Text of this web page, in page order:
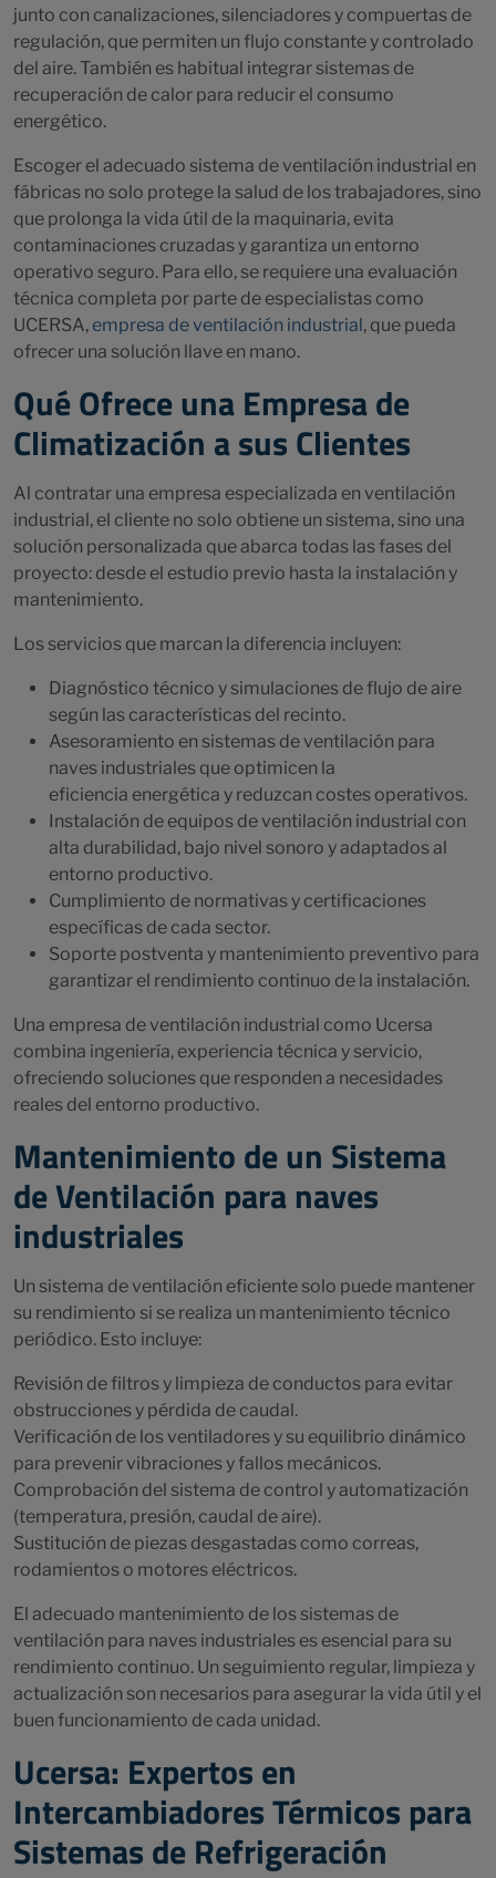
junto con canalizaciones, silenciadores y compuertas de
regulación, que permiten un flujo constante y controlado
del aire. También es habitual integrar sistemas de
recuperación de calor para reducir el consumo
energético.
Escoger el adecuado sistema de ventilación industrial en
fábricas no solo protege la salud de los trabajadores, sino
que prolonga la vida útil de la maquinaria, evita
contaminaciones cruzadas y garantiza un entorno
operativo seguro. Para ello, se requiere una evaluación
técnica completa por parte de especialistas como
UCERSA, empresa de ventilación industrial, que pueda
ofrecer una solución llave en mano.
Qué Ofrece una Empresa de
Climatización a sus Clientes
Al contratar una empresa especializada en ventilación
industrial, el cliente no solo obtiene un sistema, sino una
solución personalizada que abarca todas las fases del
proyecto: desde el estudio previo hasta la instalación y
mantenimiento.
Los servicios que marcan la diferencia incluyen:
Diagnóstico técnico y simulaciones de flujo de aire
según las características del recinto.
Asesoramiento en sistemas de ventilación para
naves industriales que optimicen la
eficiencia energética y reduzcan costes operativos.
Instalación de equipos de ventilación industrial con
alta durabilidad, bajo nivel sonoro y adaptados al
entorno productivo.
Cumplimiento de normativas y certificaciones
específicas de cada sector.
Soporte postventa y mantenimiento preventivo para
garantizar el rendimiento continuo de la instalación.
Una empresa de ventilación industrial como Ucersa
combina ingeniería, experiencia técnica y servicio,
ofreciendo soluciones que responden a necesidades
reales del entorno productivo.
Mantenimiento de un Sistema
de Ventilación para naves
industriales
Un sistema de ventilación eficiente solo puede mantener
su rendimiento si se realiza un mantenimiento técnico
periódico. Esto incluye:
Revisión de filtros y limpieza de conductos para evitar
obstrucciones y pérdida de caudal.
Verificación de los ventiladores y su equilibrio dinámico
para prevenir vibraciones y fallos mecánicos.
Comprobación del sistema de control y automatización
(temperatura, presión, caudal de aire).
Sustitución de piezas desgastadas como correas,
rodamientos o motores eléctricos.
El adecuado mantenimiento de los sistemas de
ventilación para naves industriales es esencial para su
rendimiento continuo. Un seguimiento regular, limpieza y
actualización son necesarios para asegurar la vida útil y el
buen funcionamiento de cada unidad.
Ucersa: Expertos en
Intercambiadores Térmicos para
Sistemas de Refrigeración